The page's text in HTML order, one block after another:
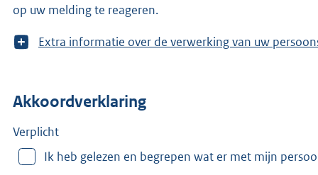
op uw melding te reageren.
T
m
e
Extra informatie over de verwerking van uw
Akkoordverklaring
Verplicht
Ik heb gelezen en begrepen wat er met mijn